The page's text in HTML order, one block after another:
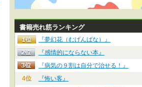
書籍売れ筋ランキング
『夢幻花（むげんばな）』
『感情的にならない本』
『病気の９割は自分で治せる！』
4位
『怖い客』